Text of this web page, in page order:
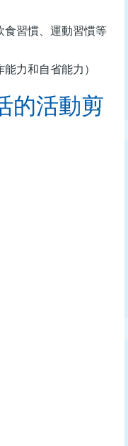
食習慣、運動習慣等
力和自省能力）
的活動剪